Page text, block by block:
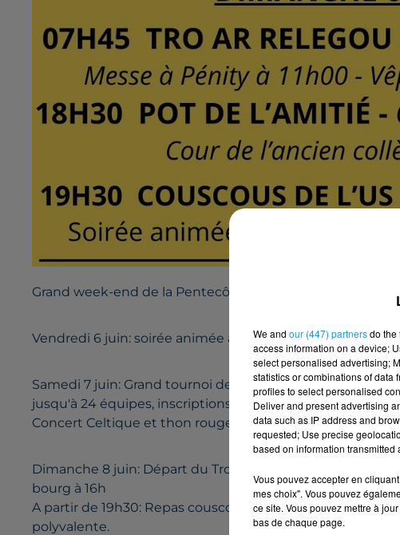
Grand week-end de la Pentecôte à Landeleau
Vendredi 6 juin: soirée animée au bar chez Christian
Samedi 7 juin: Grand tournoi de sixte organisé par l'US
jusqu'à 24 équipes, inscriptions au 06.60.72.10.53
Concert Celtique et thon rouge grillé au bar restaurant le
Dimanche 8 juin: Départ du Tro Ar Relegou (marche de
bourg à 16h
A partir de 19h30: Repas couscous de l'US Landeleau et
polyvalente.
We and our (447) partnersdo the
access information on a device;
select personalised advertising;
statistics or combinations of data
profiles to select personalised
Deliver and present advertising
data such as IP address and
requested; Use precise
based on information transmitted
Vous pouvez accepter en
mes choix". Vous pouvez
ce site. Vous pouvez mettre à
bas de chaque page.